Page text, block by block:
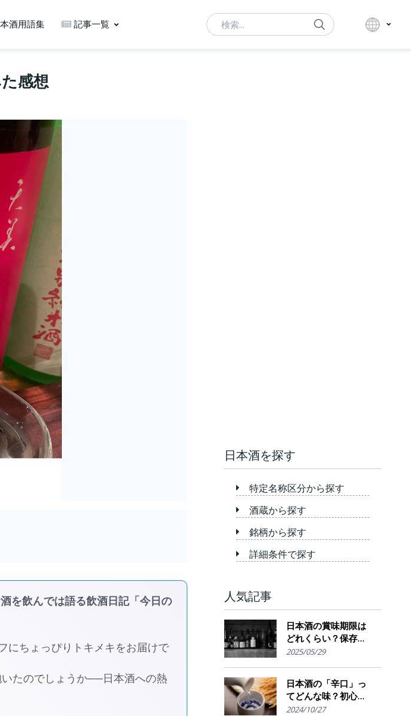
酒用語集 記事一覧 Search
感想
を飲んでは語る飲酒日記「今日の
にちょっぴりトキメキをお届けで
たのでしょうか──日本酒への熱
日本酒を探す
特定名称区分から探す
酒蔵から探す
銘柄から探す
詳細条件で探す
人気記事
日本酒の賞味期限は
どれくらい？保存場
所のポイント
2025/05/29
日本酒の「辛口」っ
てどんな味？初心者
でも楽しめるその魅
2024/10/27